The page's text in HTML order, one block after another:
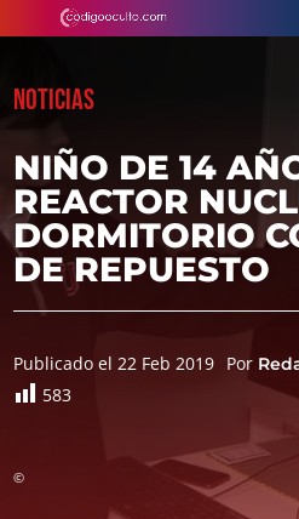
NOTICIAS
NIÑO DE 14
REACTOR
DORMITORIO
DE REPUESTO
Publicado el 22 Feb 2019 Por
583
©